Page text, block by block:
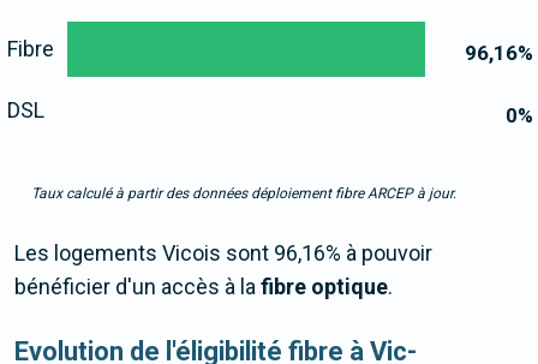
96,16%
0%
Fibre
DSL
Taux calculé à partir des données déploiement fibre ARCEP à jour.
Les logements Vicois sont 96,16% à pouvoir
bénéficier d'un accès à lafibre optique.
Evolution de l'éligibilité fibre à Vic-